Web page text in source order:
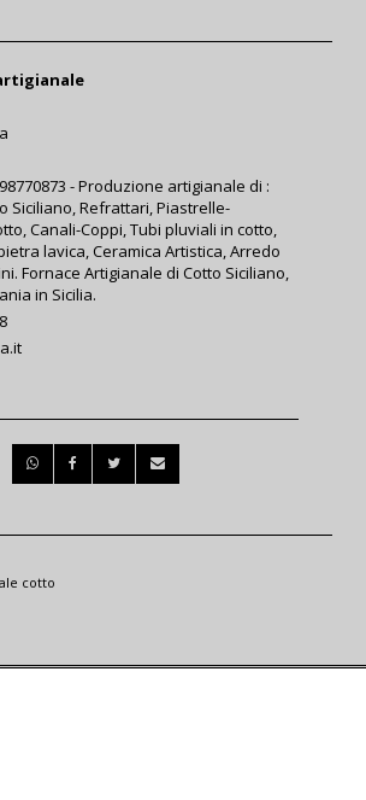
- Produzione artigianale di :
Siciliano, Refrattari, Piastrelle-
Canali-Coppi, Tubi pluviali in cotto,
lavica, Ceramica Artistica, Arredo
Fornace Artigianale di Cotto Siciliano,
in Sicilia.
cotto